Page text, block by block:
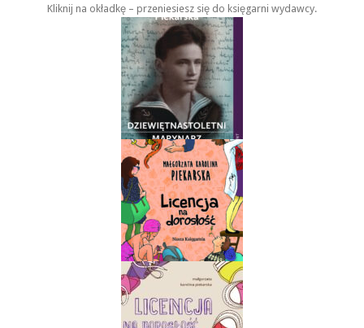
Kliknij na okładkę – przeniesiesz się do księgarni wydawcy.